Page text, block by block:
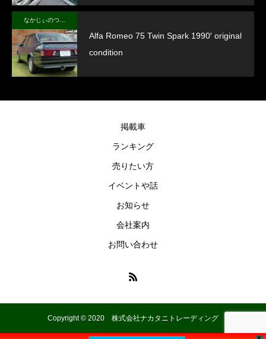
Alfa Romeo 75 Twin Spark 1990′ original
condition
掲載車
ランキング
売りたい方
イベントや話
お知らせ
会社案内
お問い合わせ
Copyright © 2020 株式会社ナカタニトレーディング